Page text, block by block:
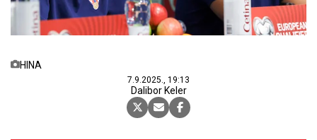
HINA
7.9.2025., 19:13
Dalibor Keler